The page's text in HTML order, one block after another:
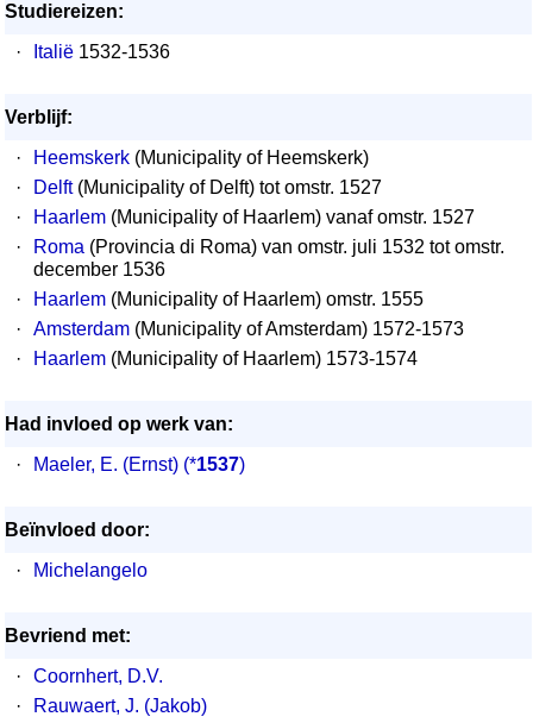
Studiereizen:
·
Italië 1532-1536
Verblijf:
·
Heemskerk (Municipality of Heemskerk)
·
Delft(Municipality of Delft) tot omstr. 1527
·
Haarlem (Municipality of Haarlem) vanaf omstr. 1527
·
Roma (Provincia di Roma) van omstr. juli 1532 tot omstr.
december 1536
·
Haarlem (Municipality of Haarlem) omstr. 1555
·
Amsterdam (Municipality of Amsterdam) 1572-1573
·
Haarlem (Municipality of Haarlem) 1573-1574
Had invloed op werk van:
·
Maeler, E. (Ernst) (*1537)
Beïnvloed door:
·
Michelangelo
Bevriend met:
·
Coornhert, D.V.
·
Rauwaert, J. (Jakob)